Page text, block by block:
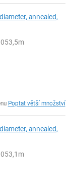
annealed,
Poptat větší množství
annealed,